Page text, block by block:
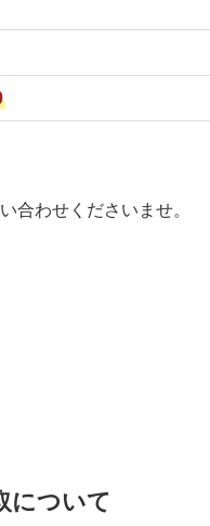
合わせくださいませ。
について